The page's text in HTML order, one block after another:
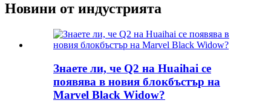
Новини от индустрията
Знаете ли, че Q2 на Huaihai се
появява в новия блокбъстър на
Marvel Black Widow?